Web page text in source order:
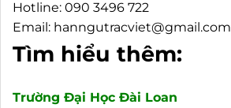
Hotline: 090 3496 722
Email: hanngutracviet@gmail.com
Tìm hiểu thêm:
Trường Đại Học Đài Loan